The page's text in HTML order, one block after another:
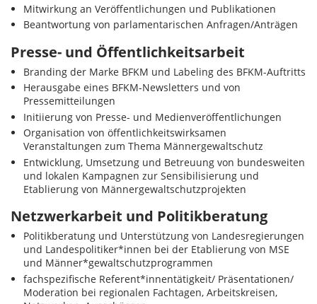
Mitwirkung an Veröffentlichungen und Publikationen
Beantwortung von parlamentarischen Anfragen/Anträgen
Presse- und Öffentlichkeitsarbeit
Branding der Marke BFKM und Labeling des BFKM-Auftritts
Herausgabe eines BFKM-Newsletters und von
Pressemitteilungen
Initiierung von Presse- und Medienveröffentlichungen
Organisation von öffentlichkeitswirksamen
Veranstaltungen zum Thema Männergewaltschutz
Entwicklung, Umsetzung und Betreuung von bundesweiten
und lokalen Kampagnen zur Sensibilisierung und
Etablierung von Männergewaltschutzprojekten
Netzwerkarbeit und Politikberatung
Politikberatung und Unterstützung von Landesregierungen
und Landespolitiker*innen bei der Etablierung von MSE
und Männer*gewaltschutzprogrammen
fachspezifische Referent*innentätigkeit/ Präsentationen/
Moderation bei regionalen Fachtagen, Arbeitskreisen,